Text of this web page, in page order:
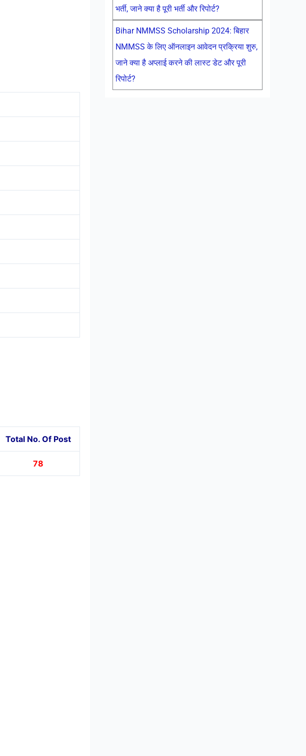
Total No. Of Post
78
भर्ती, जाने क्या है पूरी भर्ती और रिपोर्ट?
Bihar NMMSS Scholarship 2024: बिहार
NMMSS के लिए ऑनलाइन आवेदन प्रक्रिया शुरु,
जाने क्या है अप्लाई करने की लास्ट डेट और पूरी
रिपोर्ट?